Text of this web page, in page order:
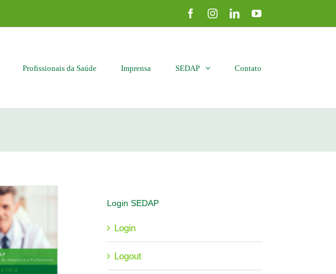
FacebookInstagramLinkedInYouTube
Profissionais da Saúde Imprensa SEDAP Contato
Login SEDAP
Login
Logout